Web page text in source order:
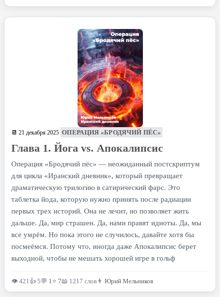
📆 21 декабря 2025 ОПЕРАЦИЯ «БРОДЯЧИЙ ПЁС»
Глава 1. Йога vs. Апокалипсис
Операция «Бродячий пёс» — неожиданный постскриптум
для цикла «Иранский дневник», который превращает
драматическую трилогию в сатирический фарс. Это
таблетка йода, которую нужно принять после радиации
первых трех историй. Она не лечит, но позволяет жить
дальше. Да, мир страшен. Да, нами правят идиоты. Да, мы
все умрём. Но пока этого не случилось, давайте хотя бы
посмеёмся. Потому что, иногда даже Апокалипсис берет
выходной, чтобы не мешать хорошей игре в гольф
👁 421👍 5💬 1⭐ 7📖 1217 слов 👨 Юрий Мельников